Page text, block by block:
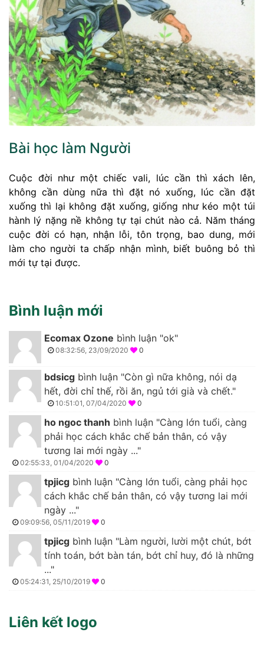
Bài học làm Người
Cuộc đời như một chiếc vali, lúc cần thì xách lên,
không cần dùng nữa thì đặt nó xuống, lúc cần đặt
xuống thì lại không đặt xuống, giống như kéo một túi
hành lý nặng nề không tự tại chút nào cả. Năm tháng
cuộc đời có hạn, nhận lỗi, tôn trọng, bao dung, mới
làm cho người ta chấp nhận mình, biết buông bỏ thì
mới tự tại được.
Bình luận mới
Ecomax Ozone bình luận "ok"
08:32:56, 23/09/2020 0
bdsicg bình luận "Còn gì nữa không, nói dạ
hết, đời chỉ thế, rồi ăn, ngủ tới già và chết."
10:51:01, 07/04/2020 0
ho ngoc thanh bình luận "Càng lớn tuổi, càng
phải học cách khắc chế bản thân, có vậy
tương lai mới ngày ..."
02:55:33, 01/04/2020 0
tpjicg bình luận "Càng lớn tuổi, càng phải học
cách khắc chế bản thân, có vậy tương lai mới
ngày ..."
09:09:56, 05/11/2019 0
tpjicg bình luận "Làm người, lười một chút, bớt
tính toán, bớt bàn tán, bớt chỉ huy, đó là những
..."
05:24:31, 25/10/2019 0
Liên kết logo